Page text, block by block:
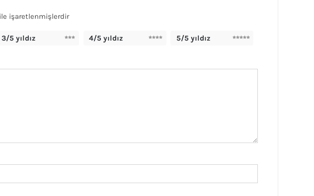
ile işaretlenmişlerdir
3/5 yıldız 4/5 yıldız 5/5 yıldız